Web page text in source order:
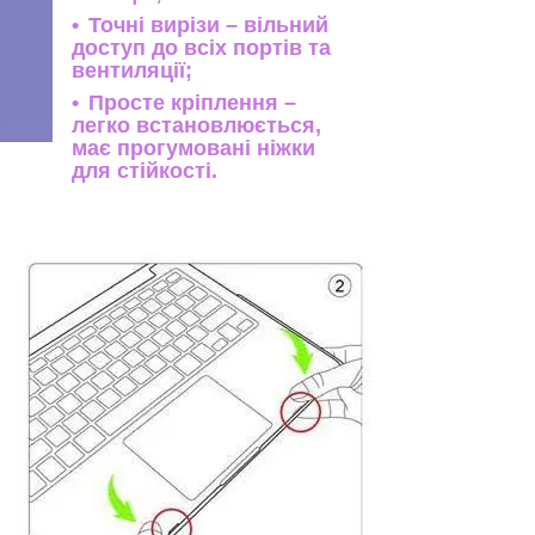
Точні вирізи – вільний
доступ до всіх портів та
вентиляції;
Просте кріплення –
легко встановлюється,
має прогумовані ніжки
для стійкості.